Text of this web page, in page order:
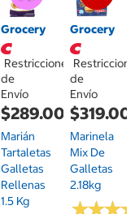
Grocery
Restricciones
de
Envío
$289.00
Marián
Tartaletas
Galletas
Rellenas
1.5 Kg
Grocery
de
Envío
$319.00
Marinela
Mix De
Galletas
2.18kg